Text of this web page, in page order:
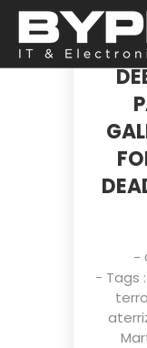
-
- Tags :